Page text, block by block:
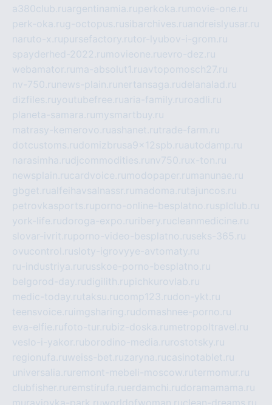
a380club.ruargentinamia.ruperkoka.ru movie-one.ru
perk-oka.rug-octopus.rusibarchives.ruandreislyusar.ru
naruto-x.rupursefactory.rutor-lyubov-i-grom.ru
spayderhed-2022.ru movieone.ruevro-dez.ru
webamator.ru ma-absolut1.ruavtopomosch27.ru
nv-750.ru news-plain.ru nertansaga.rudelanalad.ru
dizfiles.ruyoutubefree.ruaria-family.ru roadli.ru
planeta-samara.ru mysmartbuy.ru
matrasy-kemerovo.ruashanet.rutrade-farm.ru
dotcustoms.rudomizbrusa9x12spb.ruautodamp.ru
narasimha.rudjcommodities.ru nv750.rux-ton.ru
newsplain.rucardvoice.ru modopaper.ru manunae.ru
gbget.rualfeihavsalnassr.ru madoma.rutajuncos.ru
petrovkasports.ruporno-online-besplatno.rusplclub.ru
york-life.rudoroga-expo.ru ribery.rucleanmedicine.ru
slovar-ivrit.ruporno-video-besplatno.ruseks-365.ru
ovucontrol.rusloty-igrovyye-avtomaty.ru
ru-industriya.ru russkoe-porno-besplatno.ru
belgorod-day.rudigilith.rupichkurovlab.ru
medic-today.rutaksu.rucomp123.rudon-ykt.ru
teensvoice.ru imgsharing.rudomashnee-porno.ru
eva-elfie.rufoto-tur.rubiz-doska.ru metropoltravel.ru
veslo-i-yakor.ruborodino-media.ru rostotsky.ru
regionufa.ruweiss-bet.ruzaryna.rucasinotablet.ru
universalia.ru remont-mebeli-moscow.rutermomur.ru
clubfisher.ru remstirufa.ruerdamchi.rudoramamama.ru
muraviovka-park.ruworldofwoman.ruclean-dreams.ru